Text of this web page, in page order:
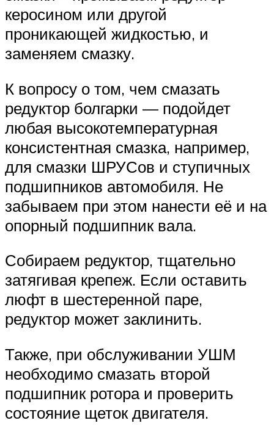
керосином или другой
проникающей жидкостью, и
заменяем смазку.
К вопросу о том, чем смазать
редуктор болгарки — подойдет
любая высокотемпературная
консистентная смазка, например,
для смазки ШРУСов и ступичных
подшипников автомобиля. Не
забываем при этом нанести её и на
опорный подшипник вала.
Собираем редуктор, тщательно
затягивая крепеж. Если оставить
люфт в шестеренной паре,
редуктор может заклинить.
Также, при обслуживании УШМ
необходимо смазать второй
подшипник ротора и проверить
состояние щеток двигателя.